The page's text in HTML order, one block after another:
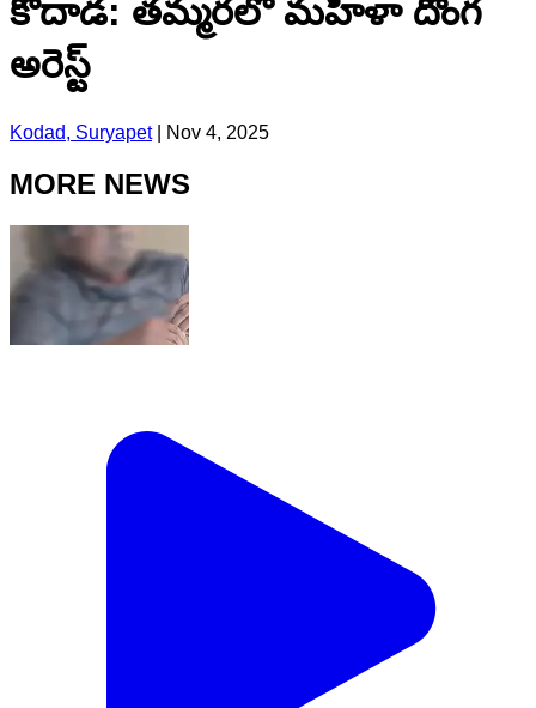
కోదాడ: తమ్మరలో మహిళా దొంగ
అరెస్ట్
Kodad, Suryapet| Nov 4, 2025
MORE NEWS